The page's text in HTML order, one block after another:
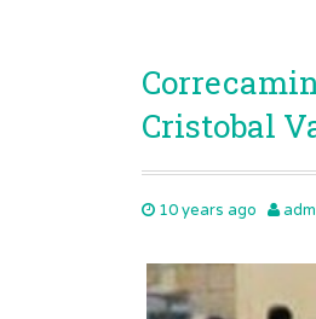
Cristobal
10 years ago